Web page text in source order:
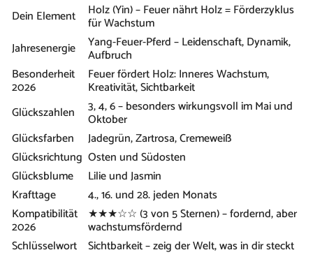
Dein Element Holz (Yin) – Feuer nährt Holz = Förderzyklus
für Wachstum
Jahresenergie
Yang-Feuer-Pferd – Leidenschaft, Dynamik,
Aufbruch
Besonderheit
2026
Feuer fördert Holz: Inneres Wachstum,
Kreativität, Sichtbarkeit
Glückszahlen
3, 4, 6 – besonders wirkungsvoll im Mai und
Oktober
Glücksfarben
Jadegrün, Zartrosa, Cremeweiß
Glücksrichtung Osten und Südosten
Glücksblume
Lilie und Jasmin
Krafttage
4., 16. und 28. jeden Monats
Kompatibilität
2026
★★★☆☆ (3 von 5 Sternen) – fordernd, aber
wachstumsfördernd
Schlüsselwort Sichtbarkeit – zeig der Welt, was in dir steckt